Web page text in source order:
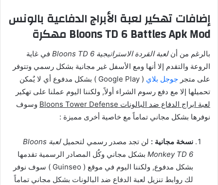
إضافات تهكير لعبة الأبراج الدفاعية بالونس
Bloons TD 6 Battles Apk Mod مهكرة
بالرغم من أنلعبة القردة الاستراتيجية Bloons TD 6
في غاية
الروعة والتقدم إلا أنها ومع الأسفل غير مجانية بشكل رسمي وتتوفر
على متجر جوجل بلاي
( Google Play ) بشكل مدفوع أي لا يٌمكن
تحميلها إلا مع دفع رسوم الشراء أولاً, ولكننا اليوم عملنا على تهكير
لعبة ابراج الدفاع ضد البالونات Bloons Tower Defense
وسوف
نوفرها بشكل مجاني تماماً مع خاصية أخرى مميزة :
نسخة مجانية : لن تجد مصدر رسمي لتحميل
لعبة Bloons
Monkey TD 6 بشكل مجاني وكٌل المصادر الرسمية تقدمها
بشكل مدفوع, ولكننا اليوم في موقع ( Guinseo ) سوف نوفر
لك روابط تنزيل لعبة الدفاع ضد البالونات بشكل مجاني تماماً